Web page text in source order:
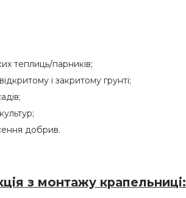
теплиць/парників;
і закритому грунті;
добрив.
з монтажу крапельниці: